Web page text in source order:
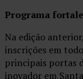
Programa
Na edição
inscrições em
principais portas
inovador em